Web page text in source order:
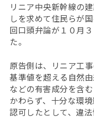
リニア中央新幹線の
しを求めて住民らが
回口頭弁論が１０月
た。
原告側は、リニア工
基準値を超える自然
などの有害成分を含
かわらず、十分な環
認可したとして、違法